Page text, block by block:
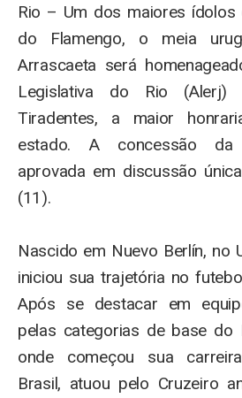
Rio – Um dos maiores ídolos
do Flamengo, o meia
Arrascaeta será
Legislativa do Rio
Tiradentes, a maior
estado. A concessão da
aprovada em discussão
(11).
Nascido em Nuevo Berlín, no
iniciou sua trajetória no
Após se destacar em
pelas categorias de base do
onde começou sua
Brasil, atuou pelo Cruzeiro